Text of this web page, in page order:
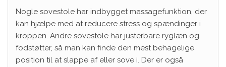
Nogle sovestole har indbygget massagefunktion, der
kan hjælpe med at reducere stress og spændinger i
kroppen. Andre sovestole har justerbare ryglæn og
fodstøtter, så man kan finde den mest behagelige
position til at slappe af eller sove i. Der er også